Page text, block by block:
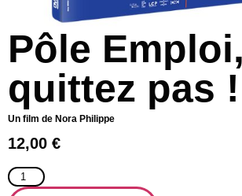
Pôle
quittez pas !
Un film de Nora Philippe
12,00 €